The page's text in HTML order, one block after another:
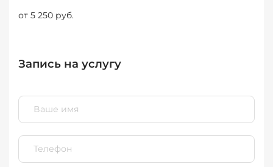
от 5 250 руб.
Запись на услугу